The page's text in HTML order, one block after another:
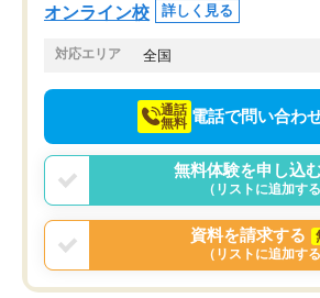
オンライン校 詳しく見る
対応エリア 全国
通話
無料 電話で問い合わ
無料体験を申し込
（リストに追加する
資料を請求する
（リストに追加する